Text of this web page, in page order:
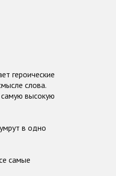
героические
слова.
самую высокую
в одно
самые